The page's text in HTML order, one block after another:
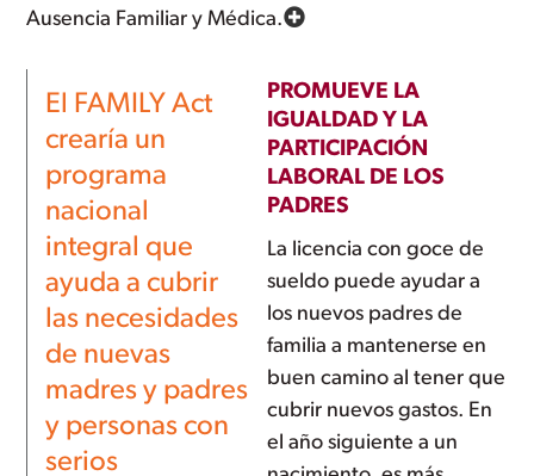
Ausencia Familiar y Médica.
El FAMILY Act
crearía un
programa
nacional
integral que
ayuda a cubrir
las necesidades
de nuevas
madres y padres
y personas con
serios
PROMUEVE LA
IGUALDAD Y LA
PARTICIPACIÓN
LABORAL DE LOS
PADRES
La licencia con goce de
sueldo puede ayudar a
los nuevos padres de
familia a mantenerse en
buen camino al tener que
cubrir nuevos gastos. En
el año siguiente a un